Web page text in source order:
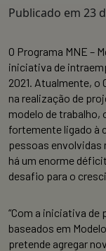
Publicado em 23
O Programa MNE –
iniciativa de
2021. Atualmente, o
na realização de
modelo de
fortemente ligado à
pessoas
há um enorme
desafio para o
“Com a iniciativa
baseados em
pretende agregar